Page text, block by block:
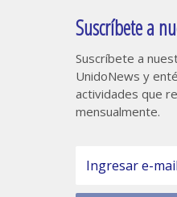
Suscríbete a
Suscríbete a
UnidoNews y
actividades que
mensualmente.